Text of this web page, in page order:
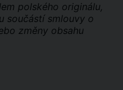
polského originálu,
součástí smlouvy o
změny obsahu